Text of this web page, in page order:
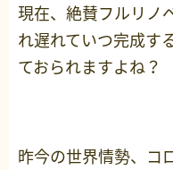
現在、絶賛フルリノ
れ遅れていつ完成す
ておられますよね？
昨今の世界情勢、コ